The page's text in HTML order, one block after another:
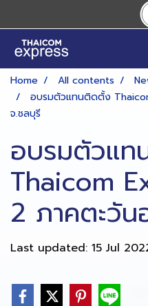
Home All contents
อบรมตัวแทนติดตั้ง
จ.ชลบุรี
อบรมตัวแ
Thaicom
2 ภาคตะวั
Last updated: 15 Jul